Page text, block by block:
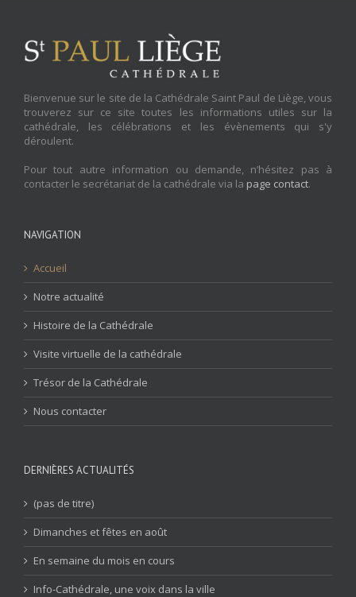
Bienvenue sur le site de la Cathédrale Saint Paul de Liège, vous
trouverez sur ce site toutes les informations utiles sur la
cathédrale, les célébrations et les évènements qui s'y
déroulent.
Pour tout autre information ou demande, n’hésitez pas à
contacter le secrétariat de la cathédrale via la page contact.
NAVIGATION
Accueil
Notre actualité
Histoire de la Cathédrale
Visite virtuelle de la cathédrale
Trésor de la Cathédrale
Nous contacter
DERNIÈRES ACTUALITÉS
(pas de titre)
Dimanches et fêtes en août
En semaine du mois en cours
Info-Cathédrale, une voix dans la ville